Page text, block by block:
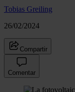
Tobias Greiling
26/02/2024
Compartir
Comentar